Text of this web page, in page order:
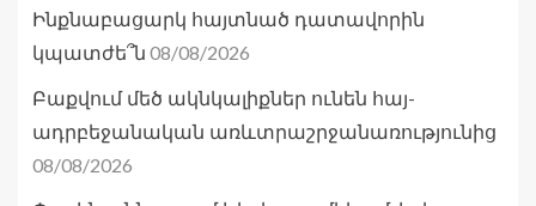
Ինքնաբացարկ հայտնած դատավորին
կպատժե՞ն 08/08/2026
Բաքվում մեծ ակնկալիքներ ունեն հայ-
ադրբեջանական առևտրաշրջանառությունից
08/08/2026